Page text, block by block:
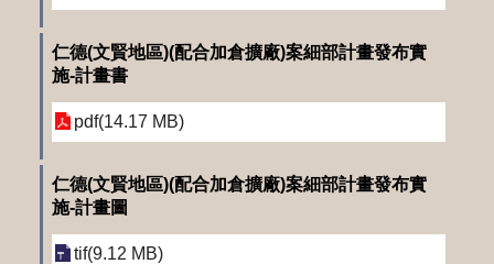
仁德(文賢地區)(配合加倉擴廠)案細部計畫發布實
施-計畫書
pdf(14.17 MB)
仁德(文賢地區)(配合加倉擴廠)案細部計畫發布實
施-計畫圖
tif(9.12 MB)